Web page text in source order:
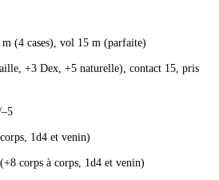
m (4 cases), vol 15 m (parfaite)
+3 Dex, +5 naturelle), contact 15, pris
1d4 et venin)
corps à corps, 1d4 et venin)